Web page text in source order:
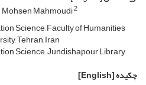
Mohsen Mahmoudi2
Science, Faculty of Humanities
Tehran, Iran
Science,, Jundishapour Library
چکیده[English]